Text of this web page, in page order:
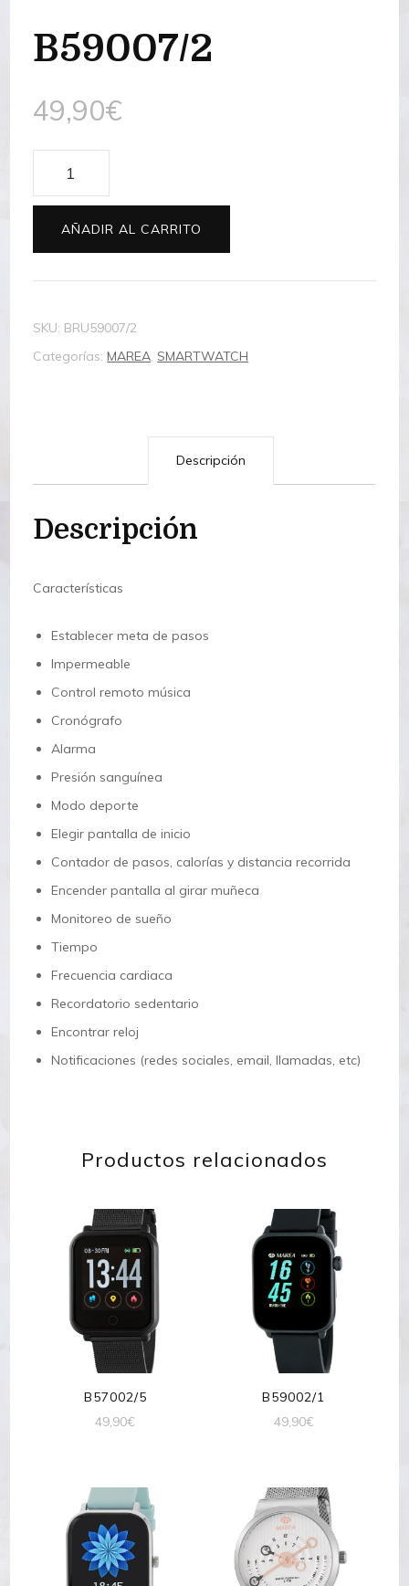
B59007/2
49,90€
B59007/2
cantidad
AÑADIR AL CARRITO
SKU: BRU59007/2
Categorías:MAREA,SMARTWATCH
Descripción
Descripción
Características
Establecer meta de pasos
Impermeable
Control remoto música
Cronógrafo
Alarma
Presión sanguínea
Modo deporte
Elegir pantalla de inicio
Contador de pasos, calorías y distancia recorrida
Encender pantalla al girar muñeca
Monitoreo de sueño
Tiempo
Frecuencia cardiaca
Recordatorio sedentario
Encontrar reloj
Notificaciones (redes sociales, email, llamadas, etc)
Productos relacionados
B57002/5
49,90€
B59002/1
49,90€